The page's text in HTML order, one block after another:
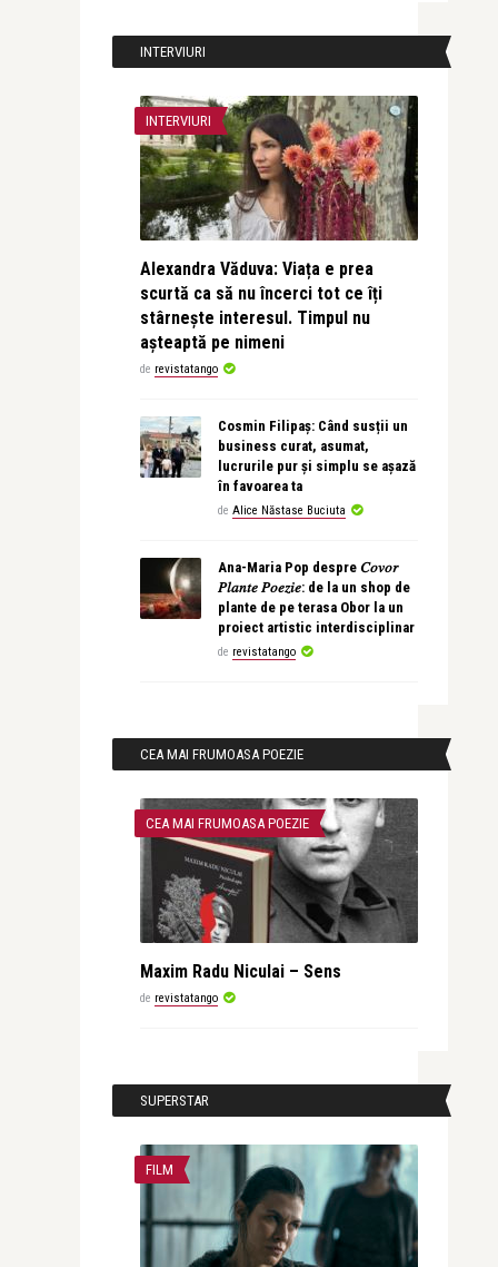
INTERVIURI
INTERVIURI
Alexandra Văduva: Viața e prea
scurtă ca să nu încerci tot ce îți
stârnește interesul. Timpul nu
așteaptă pe nimeni
de revistatango
Cosmin Filipaș: Când susții un
business curat, asumat,
lucrurile pur și simplu se așază
în favoarea ta
de Alice Năstase Buciuta
Ana-Maria Pop despre 𝐶𝑜𝑣𝑜𝑟
𝑃𝑙𝑎𝑛𝑡𝑒 𝑃𝑜𝑒𝑧𝑖𝑒: de la un shop de
plante de pe terasa Obor la un
proiect artistic interdisciplinar
de revistatango
CEA MAI FRUMOASA POEZIE
CEA MAI FRUMOASA POEZIE
Maxim Radu Niculai – Sens
de revistatango
SUPERSTAR
FILM